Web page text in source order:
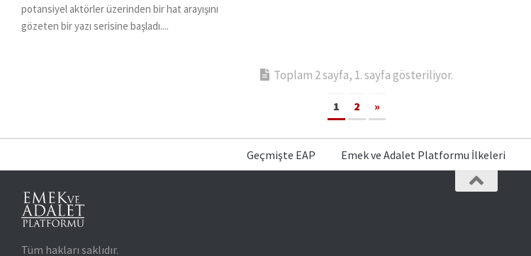
potansiyel aktörler üzerinden bir hat arayışını
gözeten bir yazı serisine başladı....
Toplam 2 sayfa, 1. sayfa gösteriliyor.
1 2 »
Geçmişte EAP Emek ve Adalet Platformu İlkeleri
Tüm hakları saklıdır.